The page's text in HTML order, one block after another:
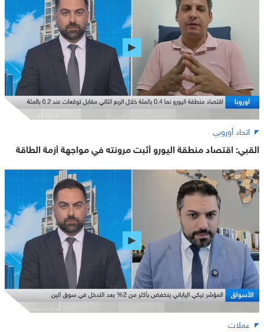
اتحاد أوروبي
القبي: اقتصاد منطقة اليورو أثبت مرونته في مواجهة أزمة الطاقة
عملات